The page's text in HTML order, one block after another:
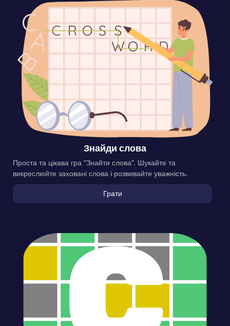
Знайди слова
Проста та цікава гра “Знайти слова”. Шукайте та
викреслюйте заховані слова і розвивайте уважність.
Грати